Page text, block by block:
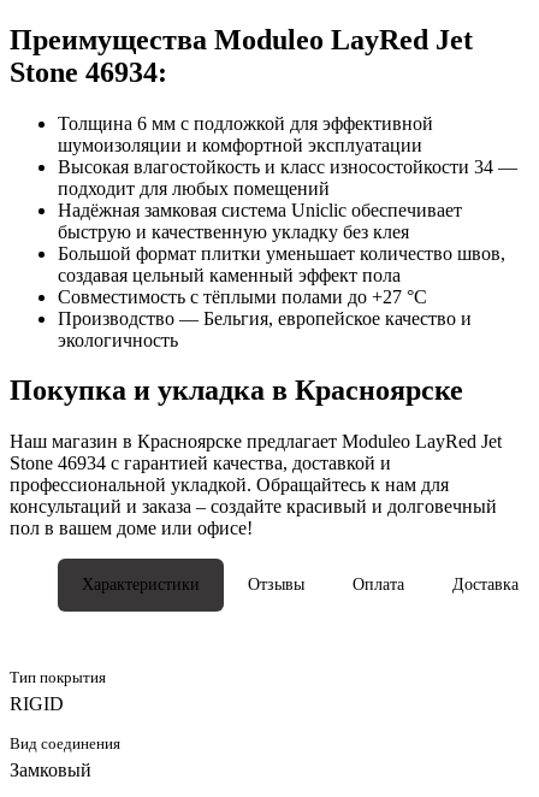
Преимущества Moduleo LayRed Jet
Stone 46934:
Толщина 6 мм с подложкой для эффективной
шумоизоляции и комфортной эксплуатации
Высокая влагостойкость и класс износостойкости 34 —
подходит для любых помещений
Надёжная замковая система Uniclic обеспечивает
быструю и качественную укладку без клея
Большой формат плитки уменьшает количество швов,
создавая цельный каменный эффект пола
Совместимость с тёплыми полами до +27 °C
Производство — Бельгия, европейское качество и
экологичность
Покупка и укладка в Красноярске
Наш магазин в Красноярске предлагает Moduleo LayRed Jet
Stone 46934 с гарантией качества, доставкой и
профессиональной укладкой. Обращайтесь к нам для
консультаций и заказа – создайте красивый и долговечный
пол в вашем доме или офисе!
Характеристики Отзывы Оплата Доставка
Тип покрытия
RIGID
Вид соединения
Замковый